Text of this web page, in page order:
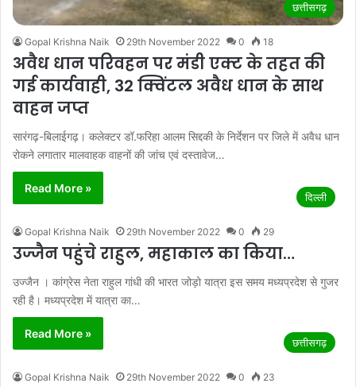
छत्तीसगढ़
Gopal Krishna Naik 29th November 2022 0 18
अवैध धान परिवहन पर मंडी एक्ट के तहत की
गई कार्यवाही, 32 क्विंटल अवैध धान के साथ
वाहन जप्त
सारंगढ़-बिलाईगढ़। कलेक्टर डॉ.फरिहा आलम सिद्दकी के निर्देशन पर जिले में अवैध धान
रोकने लगातार मालवाहक वाहनों की जांच एवं दस्तावेज…
Read More »
दिल्ली
Gopal Krishna Naik 29th November 2022 0 29
उज्जैन पहुंचे राहुल, महाकाल का किया…
उज्जैन । कांग्रेस नेता राहुल गांधी की भारत जोड़ो यात्रा इस समय मध्यप्रदेश से गुजर
रही है। मध्यप्रदेश में यात्रा का…
Read More »
छत्तीसगढ़
Gopal Krishna Naik 29th November 2022 0 23